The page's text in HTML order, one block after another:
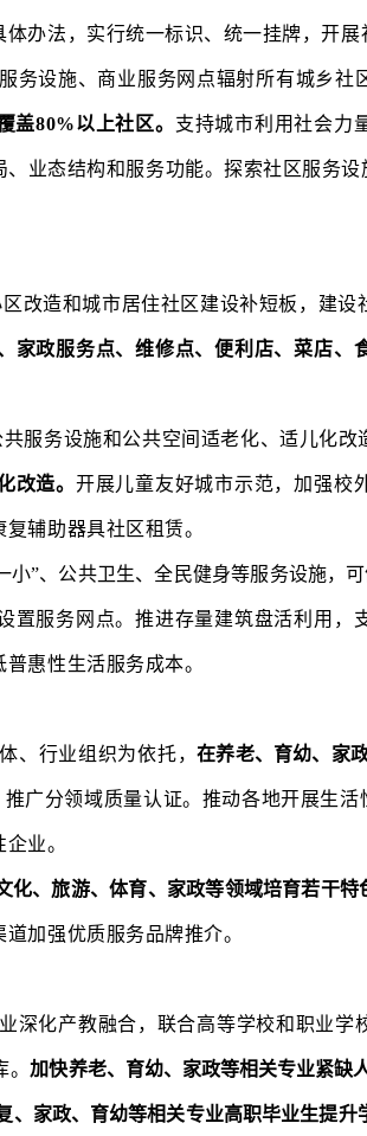
办法，实行统一标识、统一挂牌，开展
务设施、商业服务网点辐射所有城乡
盖80%以上社区。 支持城市利用社会力
业态结构和服务功能。探索社区服务
改造和城市居住社区建设补短板，建设
政服务点、维修点、便利店、菜店、
服务设施和公共空间适老化、适儿化
改造。 开展儿童友好城市示范，加强校
辅助器具社区租赁。
小”、公共卫生、全民健身等服务设施，
服务网点。推进存量建筑盘活利用，
惠性生活服务成本。
、行业组织为依托，在养老、育幼、家
广分领域质量认证。推动各地开展生活
业。
化、旅游、体育、家政等领域培育若干特
加强优质服务品牌推介。
深化产教融合，联合高等学校和职业
。加快养老、育幼、家政等相关专业紧缺
家政、育幼等相关专业高职毕业生提升